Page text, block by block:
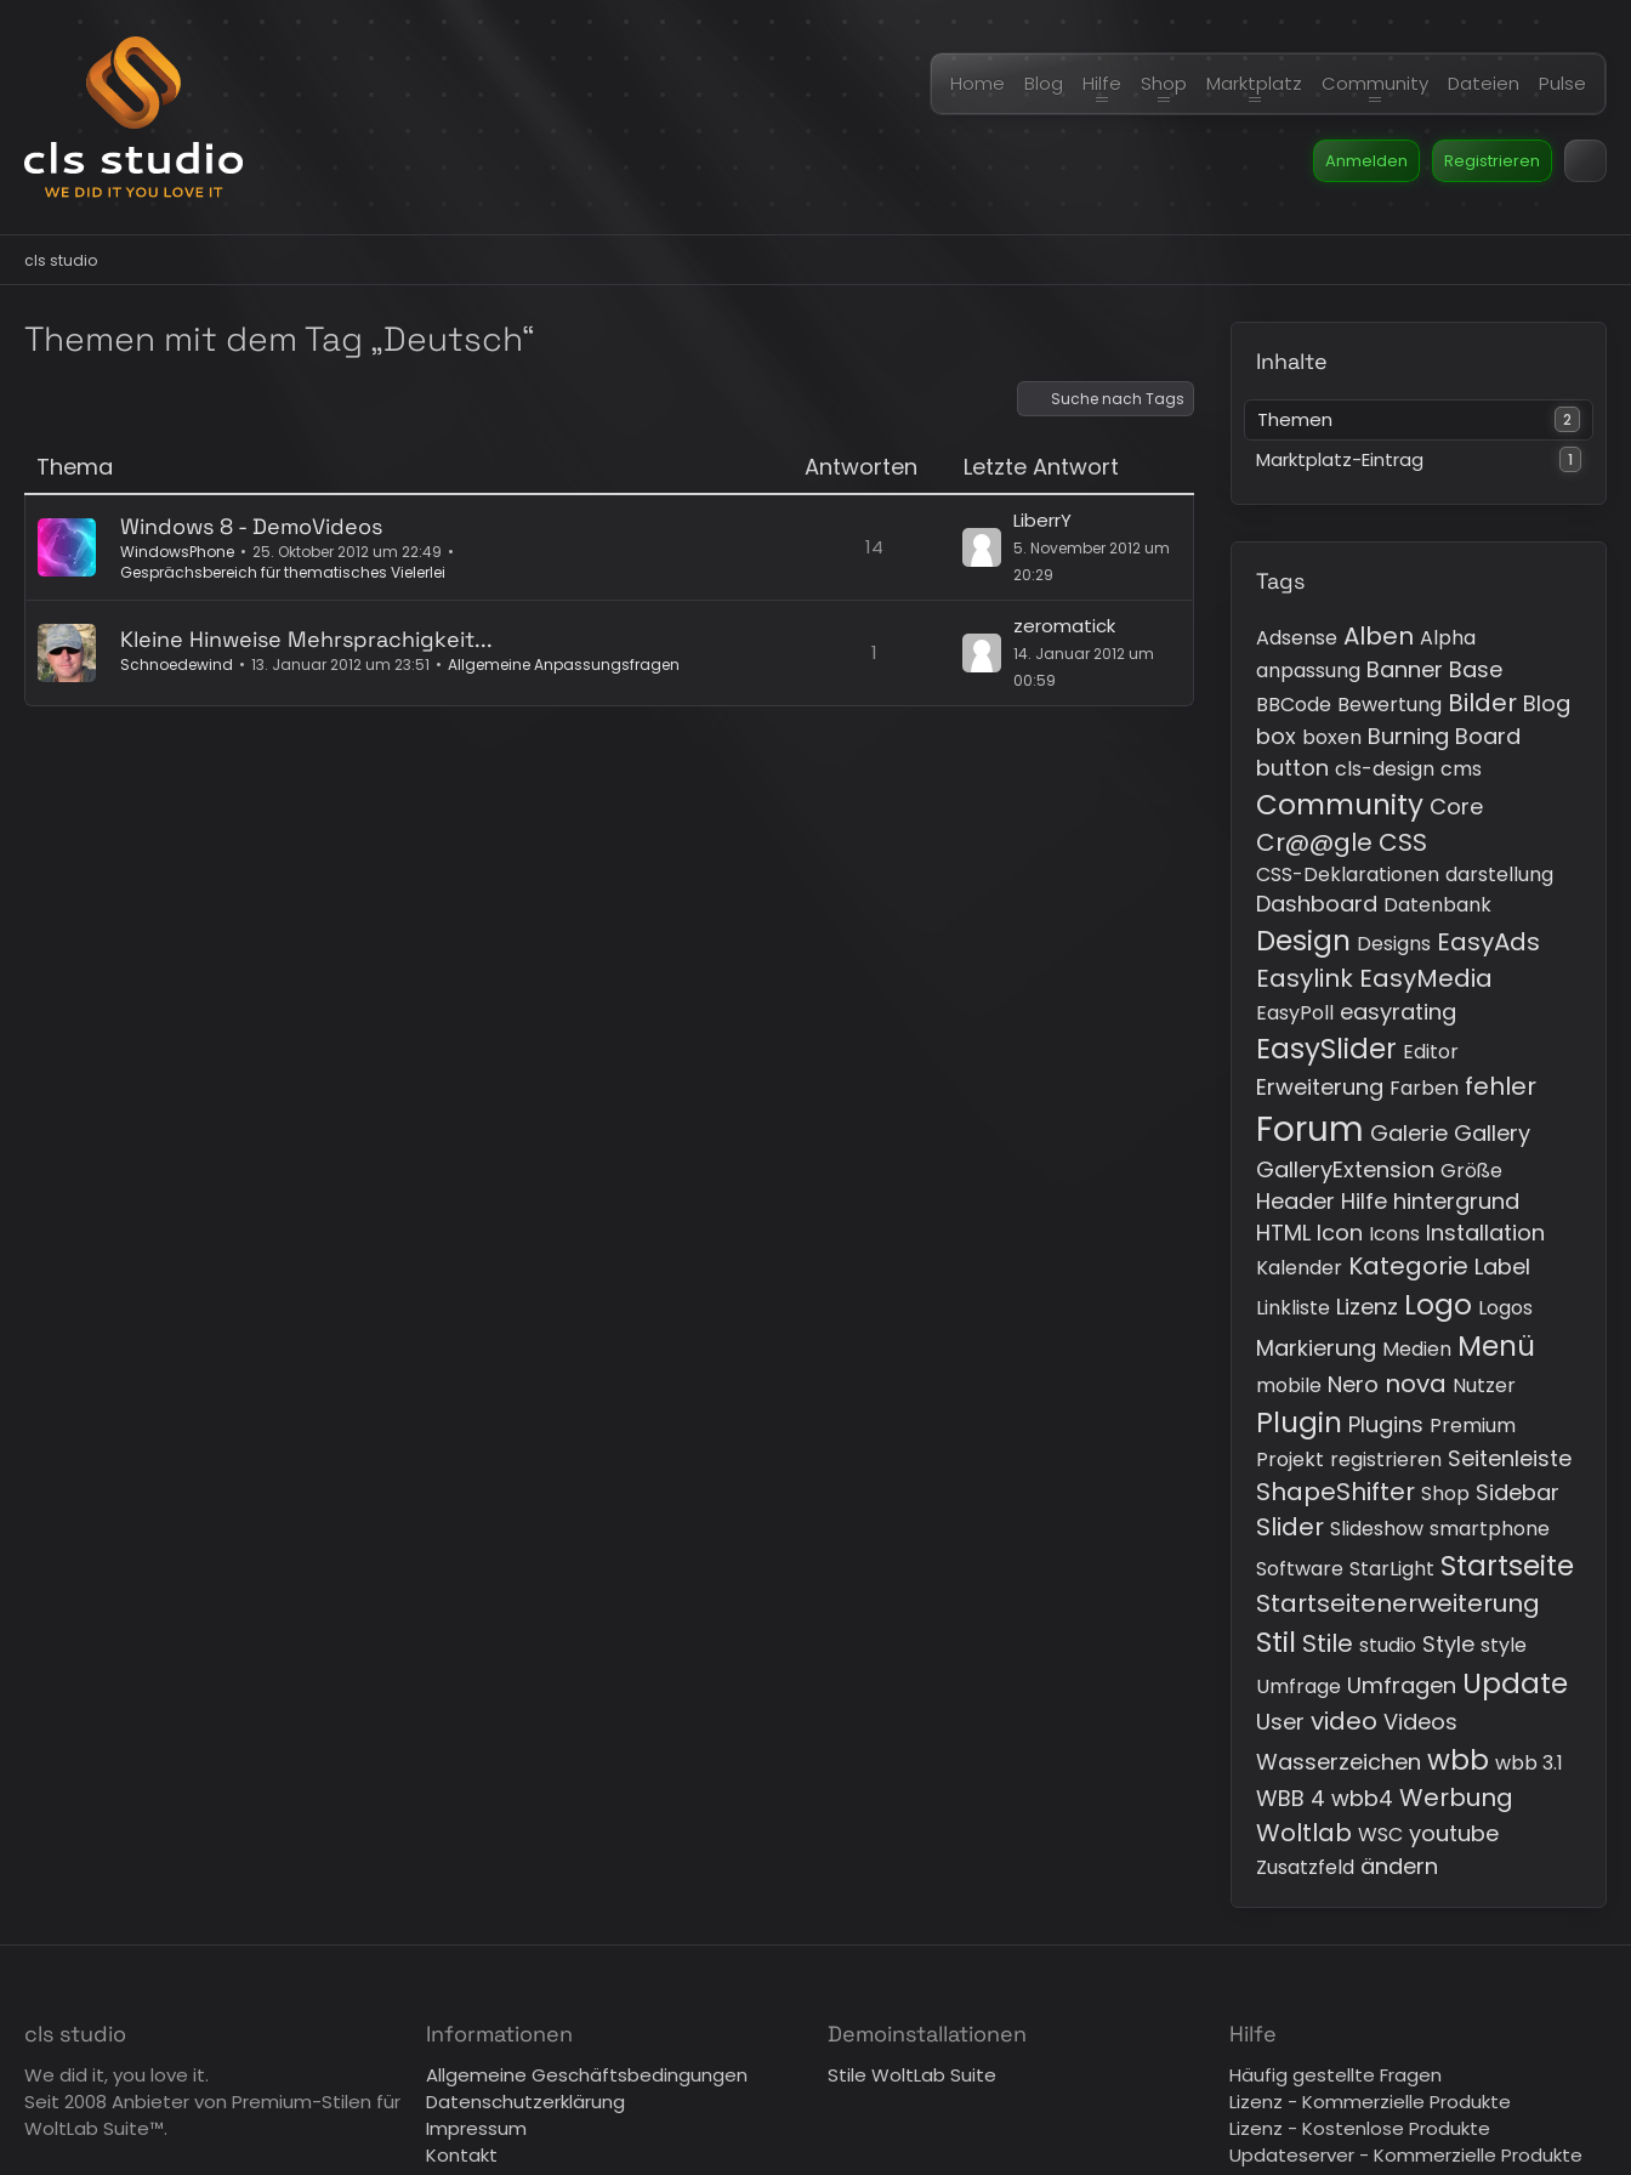
Home Blog Hilfe Shop Marktplatz Community Dateien Pulse
Anmelden Registrieren
cls studio
Themen mit dem Tag „Deutsch“
Suche nach Tags
Thema Antworten Letzte Antwort
Windows 8 - DemoVideos
WindowsPhone
25. Oktober 2012 um 22:49
Gesprächsbereich für thematisches Vielerlei
14
LiberrY
5. November 2012 um
20:29
Kleine Hinweise Mehrsprachigkeit...
Schnoedewind 13. Januar 2012 um 23:51 Allgemeine Anpassungsfragen 1
zeromatick
14. Januar 2012 um
00:59
Inhalte
Themen 2
Marktplatz-Eintrag 1
Tags
Adsense Alben Alpha
anpassung Banner Base
BBCode Bewertung Bilder Blog
box boxen Burning Board
button cls-design cms
Community Core
Cr@@gle CSS
CSS-Deklarationen darstellung
Dashboard Datenbank
Design Designs EasyAds
Easylink EasyMedia
EasyPoll easyrating
EasySlider Editor
Erweiterung Farben fehler
Forum Galerie Gallery
GalleryExtension Größe
Header Hilfe hintergrund
HTML Icon Icons Installation
Kalender Kategorie Label
Linkliste Lizenz Logo Logos
Markierung Medien Menü
mobile Nero nova Nutzer
Plugin Plugins Premium
Projekt registrieren Seitenleiste
ShapeShifter Shop Sidebar
Slider Slideshow smartphone
Software StarLight Startseite
Startseitenerweiterung
Stil Stile studio Style style
Umfrage Umfragen Update
User video Videos
Wasserzeichen wbb wbb 3.1
WBB 4 wbb4 Werbung
Woltlab WSC youtube
Zusatzfeld ändern
cls studio
We did it, you love it.
Seit 2008 Anbieter von Premium-Stilen für
WoltLab Suite™.
Informationen
Allgemeine Geschäftsbedingungen
Datenschutzerklärung
Impressum
Kontakt
Demoinstallationen
Stile WoltLab Suite
Hilfe
Häufig gestellte Fragen
Lizenz - Kommerzielle Produkte
Lizenz - Kostenlose Produkte
Updateserver - Kommerzielle Produkte